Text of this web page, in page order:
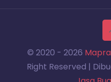
© 2020 - 2026
Right Reserved |